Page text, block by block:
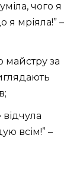
чого я
я мріяла!” –
за
всім!” –